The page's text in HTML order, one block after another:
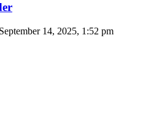
September 14, 2025, 1:52 pm